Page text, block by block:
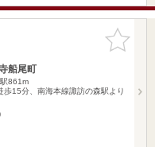
お気に入
りに追加
船尾町
861m
歩15分、南海本線諏訪の森駅より